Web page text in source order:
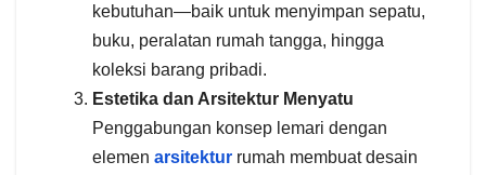
kebutuhan—baik untuk menyimpan sepatu,
buku, peralatan rumah tangga, hingga
koleksi barang pribadi.
Estetika dan Arsitektur Menyatu
Penggabungan konsep lemari dengan
elemen arsitektur rumah membuat desain